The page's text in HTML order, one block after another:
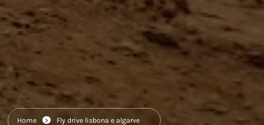
Home Fly drive lisbona e algarve